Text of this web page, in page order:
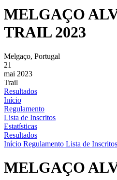
MELGAÇO
TRAIL 2023
Melgaço, Portugal
21
mai 2023
Trail
Resultados
Início
Regulamento
Lista de Inscritos
Estatísticas
Resultados
Início Regulamento Lista de Inscritos
MELGAÇO